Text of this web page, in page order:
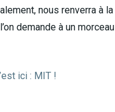
nous renverra à la
demande à un morceau
ici : MIT !